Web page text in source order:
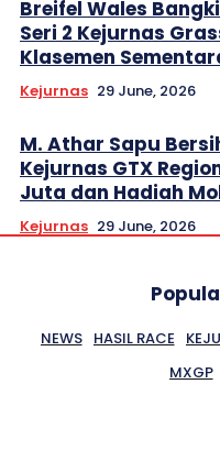
Breifel Wales
Seri 2 Kejurnas
Klasemen
Kejurnas 29 June, 2026
M. Athar Sapu
Kejurnas GTX
Juta dan Hadiah
Kejurnas 29 June, 2026
NEWS HASIL RACE
MXGP